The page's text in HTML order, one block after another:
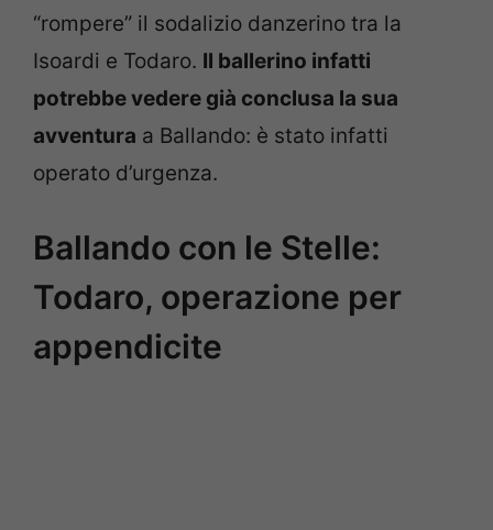
“rompere” il sodalizio danzerino tra la
Isoardi e Todaro. Il ballerino infatti
potrebbe vedere già conclusa la sua
avventura a Ballando: è stato infatti
operato d’urgenza.
Ballando con le Stelle:
Todaro, operazione per
appendicite